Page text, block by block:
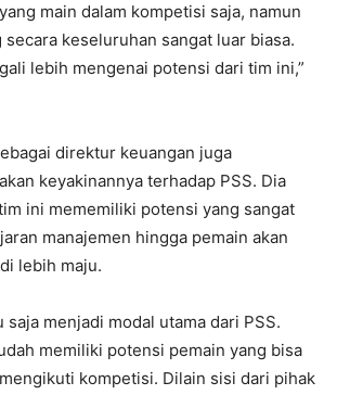
main dalam kompetisi saja, namun
secara keseluruhan sangat luar biasa.
lebih mengenai potensi dari tim ini,”
direktur keuangan juga
keyakinannya terhadap PSS. Dia
ini mememiliki potensi yang sangat
manajemen hingga pemain akan
lebih maju.
saja menjadi modal utama dari PSS.
memiliki potensi pemain yang bisa
kompetisi. Dilain sisi dari pihak